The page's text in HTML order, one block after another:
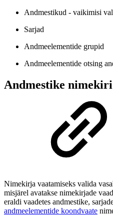
Andmestikud - vaikimisi
Sarjad
Andmeelementide grupid
Andmeelementide otsing
Andmestike nimekiri
Nimekirja vaatamiseks valida
misjärel avatakse nimekirjade
eraldi vaadetes andmestike,
andmeelementide koondvaate